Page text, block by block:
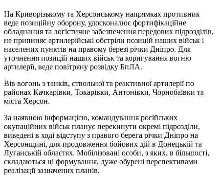
На Криворізькому та Херсонському напрямках противник
веде позиційну оборону, удосконалює фортифікаційне
обладнання та логістичне забезпечення передових підрозділів,
не припиняє артилерійські обстріли позицій наших військ і
населених пунктів на правому березі річки Дніпро. Для
уточнення позицій наших військ та коригування вогню
артилерії, веде повітряну розвідку БпЛА.
Вів вогонь з танків, ствольної та реактивної артилерії по
районах Качкарівки, Токарівки, Антонівки, Чорнобаївки та
міста Херсон.
За наявною інформацією, командування російських
окупаційних військ планує перекинути окремі підрозділи,
виведені в ході відступу з правого берега річки Дніпро на
Херсонщині, для продовження бойових дій в Донецькій та
Луганській областях. Мобілізовані особи, з яких, в більшості,
складаються ці формування, дуже обурені перспективами
реалізації зазначених планів.